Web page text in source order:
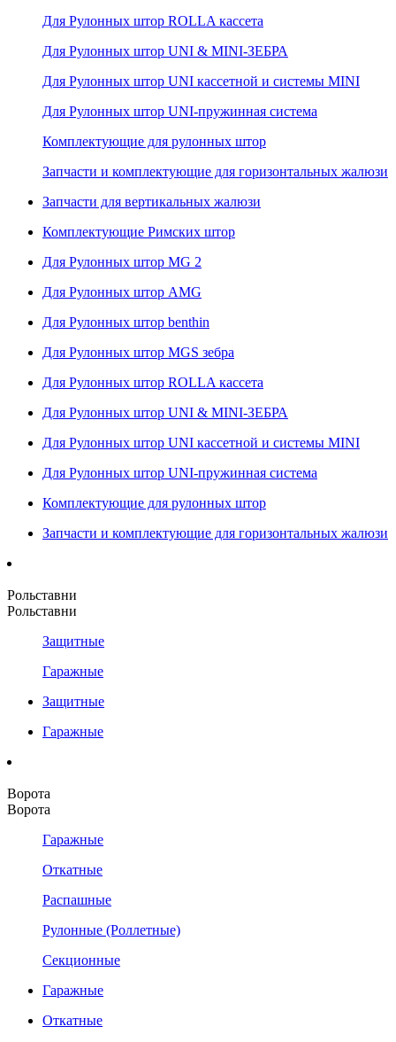
Для Рулонных штор ROLLA кассета
Для Рулонных штор UNI & MINI-ЗЕБРА
Для Рулонных штор UNI кассетной и системы MINI
Для Рулонных штор UNI-пружинная система
Комплектующие для рулонных штор
Запчасти и комплектующие для горизонтальных жалюзи
Запчасти для вертикальных жалюзи
Комплектующие Римских штор
Для Рулонных штор MG 2
Для Рулонных штор AMG
Для Рулонных штор benthin
Для Рулонных штор MGS зебра
Для Рулонных штор ROLLA кассета
Для Рулонных штор UNI & MINI-ЗЕБРА
Для Рулонных штор UNI кассетной и системы MINI
Для Рулонных штор UNI-пружинная система
Комплектующие для рулонных штор
Запчасти и комплектующие для горизонтальных жалюзи
Рольставни
Рольставни
Защитные
Гаражные
Защитные
Гаражные
Ворота
Ворота
Гаражные
Откатные
Распашные
Рулонные (Роллетные)
Секционные
Гаражные
Откатные